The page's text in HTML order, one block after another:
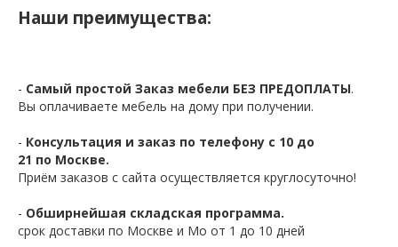
Наши преимущества:
- Самый простой Заказ мебели БЕЗ ПРЕДОПЛАТЫ.
Вы оплачиваете мебель на дому при получении.
- Консультация и заказ по телефону с 10 до
21 по Москве.
Приём заказов с сайта осуществляется круглосуточно!
- Обширнейшая складская программа.
срок доставки по Москве и Мо от 1 до 10 дней